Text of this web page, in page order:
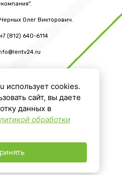
Олег Викторович.
(812) 640-6114
использует cookies.
сайт, вы даете
данных в
обработки